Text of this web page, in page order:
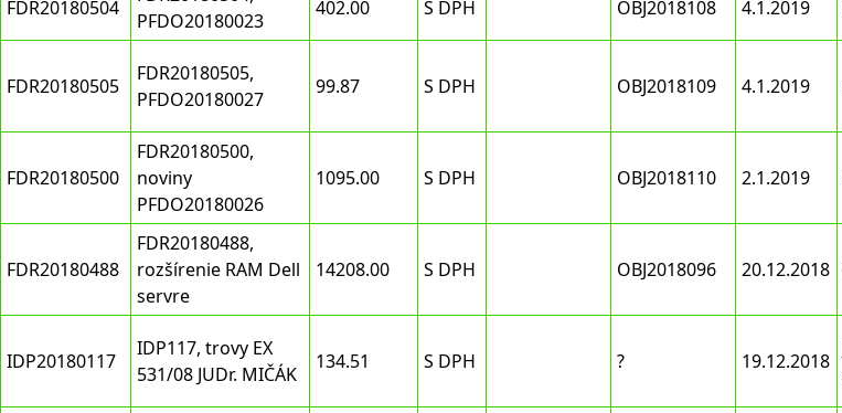
FDR20180504
PFDO20180023
402.00 S DPH OBJ2018108 4.1.2019
FDR20180505
FDR20180505,
PFDO20180027
99.87 S DPH OBJ2018109 4.1.2019
FDR20180500
FDR20180500,
noviny
PFDO20180026
1095.00 S DPH OBJ2018110 2.1.2019
FDR20180488
FDR20180488,
rozšírenie RAM Dell
servre
14208.00 S DPH OBJ2018096 20.12.2018
IDP20180117
IDP117, trovy EX
531/08 JUDr. MIČÁK
134.51 S DPH ? 19.12.2018